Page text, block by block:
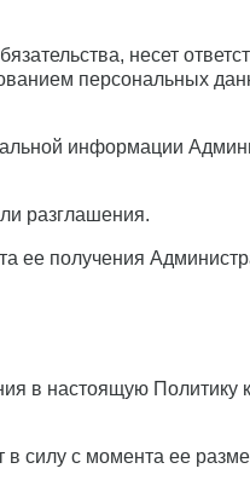
несет
персональных
информации
разглашения.
ее получения
в настоящую Политику
силу с момента ее